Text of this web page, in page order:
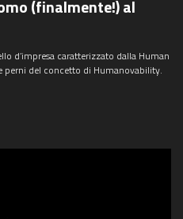
(finalmente!) al
d’impresa caratterizzato dalla Human
perni del concetto di Humanovability.